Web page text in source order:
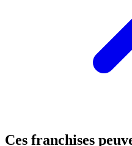
Ces franchises